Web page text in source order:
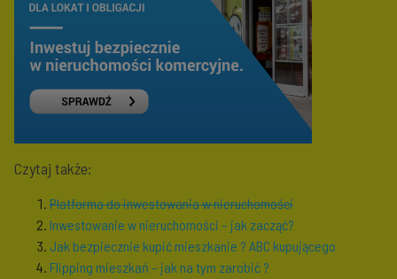
Czytaj także:
Platforma do inwestowania w nieruchomości
Inwestowanie w nieruchomości – jak zacząć?
Jak bezpiecznie kupić mieszkanie ? ABC kupującego
Flipping mieszkań – jak na tym zarobić ?